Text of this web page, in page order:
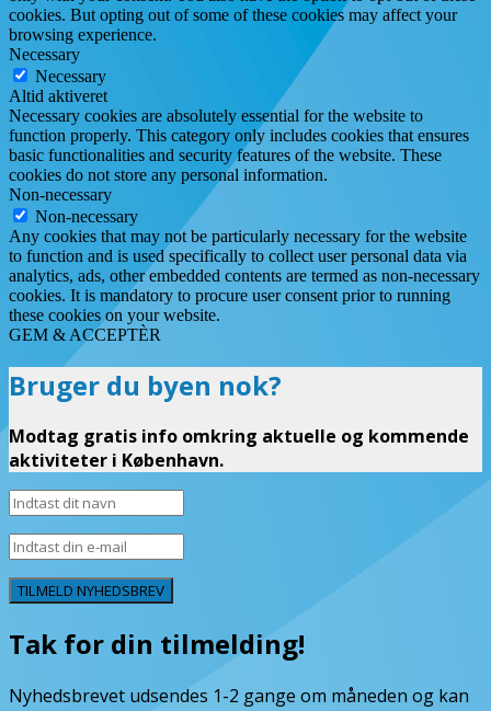
cookies. But opting out of some of these cookies may affect your
browsing experience.
Necessary
Necessary
Altid aktiveret
Necessary cookies are absolutely essential for the website to
function properly. This category only includes cookies that ensures
basic functionalities and security features of the website. These
cookies do not store any personal information.
Non-necessary
Non-necessary
Any cookies that may not be particularly necessary for the website
to function and is used specifically to collect user personal data via
analytics, ads, other embedded contents are termed as non-necessary
cookies. It is mandatory to procure user consent prior to running
these cookies on your website.
GEM & ACCEPTÈR
Bruger du byen nok?
Modtag gratis info omkring aktuelle og kommende
aktiviteter i København.
TILMELD NYHEDSBREV
Tak for din tilmelding!
Nyhedsbrevet udsendes 1-2 gange om måneden og kan